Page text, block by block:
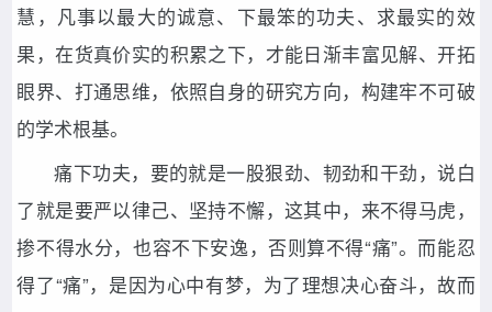
慧，凡事以最大的诚意、下最笨的功夫、求最实的效
果，在货真价实的积累之下，才能日渐丰富见解、开拓
眼界、打通思维，依照自身的研究方向，构建牢不可破
的学术根基。
痛下功夫，要的就是一股狠劲、韧劲和干劲，说白
了就是要严以律己、坚持不懈，这其中，来不得马虎，
掺不得水分，也容不下安逸，否则算不得“痛”。而能忍
得了“痛”，是因为心中有梦，为了理想决心奋斗，故而